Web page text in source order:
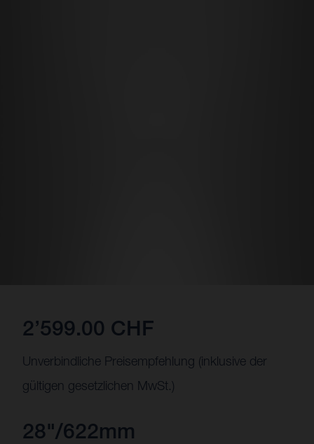
2’599.00 CHF
Unverbindliche Preisempfehlung (inklusive der
gültigen gesetzlichen MwSt.)
28"/622mm